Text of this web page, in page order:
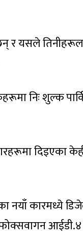
र यसले
निः शुल्क
दिइएका
नयाँ कारमध्ये